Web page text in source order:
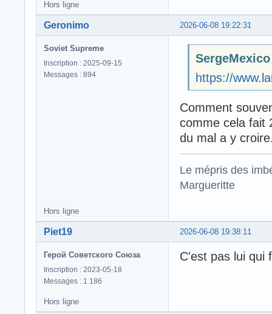
Hors ligne
2026-06-08 19:22:31
Geronimo
Soviet Supreme
Inscription : 2025-09-15
Messages : 894
https://
Comment
comme cela fait
du mal a y
Le mépris des
Margueritte
Hors ligne
2026-06-08 19:38:11
Piet19
Герой Советского Союза
Inscription : 2023-05-18
Messages : 1 186
C'est pas lui qui
Hors ligne